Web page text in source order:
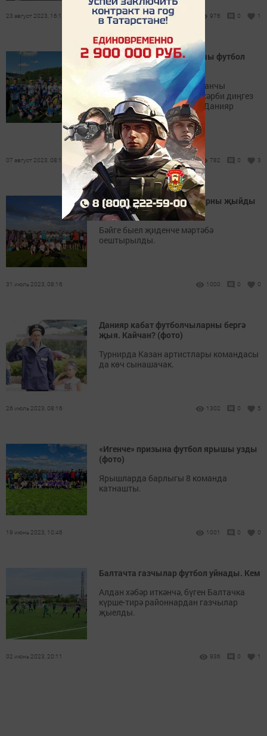
23 август 2023, 16:11 976 0 1
Балтачта ВМФ ВДВга каршы футбол
уйнады (фото)
Ярышларны десантчы-әфганчы
Шәрифуллин Фәрит белән хәрби диңгез
флоты ветераны Кәримов Данияр
оештырдылар!
07 август 2023, 08:16 782 0 3
Данияр кабат футболчыларны җыйды
(фото)
Бәйге быел җиденче мәртәбә
оештырылды.
31 июль 2023, 08:16 1000 0 0
Данияр кабат футболчыларны бергә
җыя. Кайчан? (фото)
Турнирда Казан артистлары командасы
да көч сынашачак.
26 июль 2023, 08:16 1302 0 5
«Игенче» призына футбол ярышы узды
(фото)
Ярышларда барлыгы 8 команда
катнашты.
19 июнь 2023, 10:46 1001 0 0
Балтачта газчылар футбол уйнады. Кем
Алдан хәбәр иткәнчә, бүген Балтачка
күрше-тирә районнардан газчылар
җыелды.
02 июнь 2023, 20:11 936 0 1